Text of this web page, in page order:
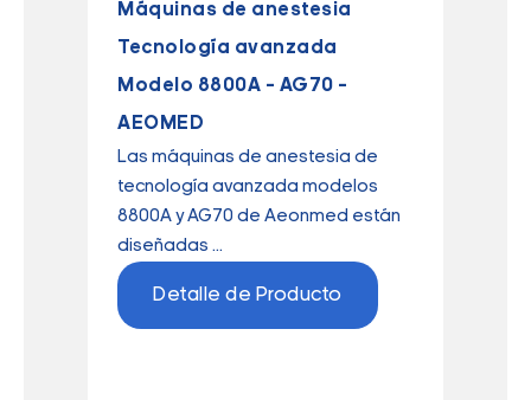
Máquinas de anestesia
Tecnología avanzada
Modelo 8800A – AG70 –
AEOMED
Las máquinas de anestesia de
tecnología avanzada modelos
8800A y AG70 de Aeonmed están
diseñadas ...
Detalle de Producto